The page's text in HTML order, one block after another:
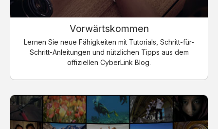
Vorwärtskommen
Lernen Sie neue Fähigkeiten mit Tutorials, Schritt-für-
Schritt-Anleitungen und nützlichen Tipps aus dem
offiziellen CyberLink Blog.